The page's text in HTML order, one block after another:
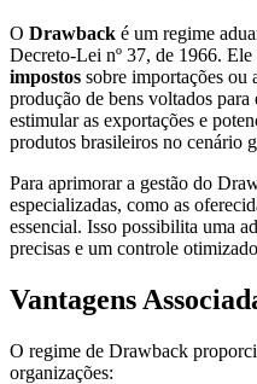
O Drawback é um regime
Decreto-Lei nº 37, de 1966. Ele
impostos sobre importações ou
produção de bens voltados
estimular as exportações e
produtos brasileiros no cenário
Para aprimorar a gestão do
especializadas, como as
essencial. Isso possibilita uma
precisas e um controle
Vantagens
O regime de Drawback
organizações: